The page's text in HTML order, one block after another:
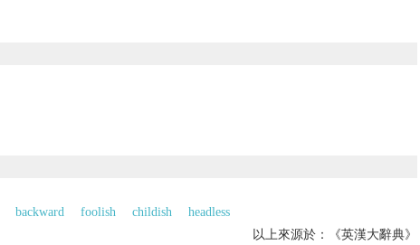
backward foolish childish
headless
以上來源於：《英漢大辭典》